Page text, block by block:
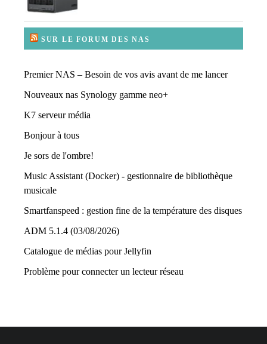
SUR LE FORUM DES NAS
Premier NAS – Besoin de vos avis avant de me lancer
Nouveaux nas Synology gamme neo+
K7 serveur média
Bonjour à tous
Je sors de l'ombre!
Music Assistant (Docker) - gestionnaire de bibliothèque
musicale
Smartfanspeed : gestion fine de la température des disques
ADM 5.1.4 (03/08/2026)
Catalogue de médias pour Jellyfin
Problème pour connecter un lecteur réseau